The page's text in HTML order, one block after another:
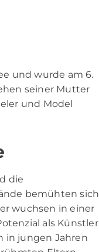
und wurde am 6.
seiner Mutter
und Model
die
bemühten sich
wuchsen in einer
als Künstler
in jungen Jahren